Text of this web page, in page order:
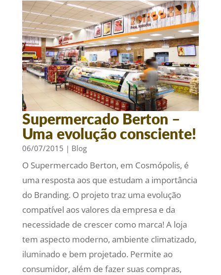
Supermercado Berton –
Uma evolução consciente!
06/07/2015 | Blog
O Supermercado Berton, em Cosmópolis, é
uma resposta aos que estudam a importância
do Branding. O projeto traz uma evolução
compatível aos valores da empresa e da
necessidade de crescer como marca! A loja
tem aspecto moderno, ambiente climatizado,
iluminado e bem projetado. Permite ao
consumidor, além de fazer suas compras,